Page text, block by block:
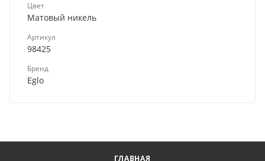
Цвет
Матовый никель
Артикул
98425
Бренд
Eglo
ГЛАВНАЯ